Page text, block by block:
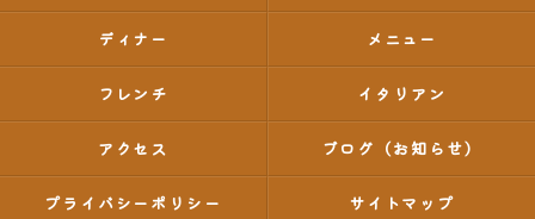
ディナー メニュー
フレンチ イタリアン
アクセス ブログ（お知らせ）
プライバシーポリシー サイトマップ